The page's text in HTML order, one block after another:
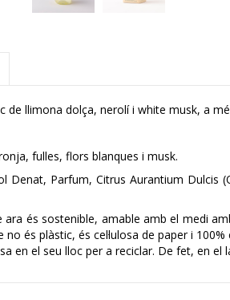
de llimona dolça, nerolí i white musk, a
fulles, flors blanques i musk.
Denat, Parfum, Citrus Aurantium Dulcis
ara és sostenible, amable amb el medi
és plàstic, és cel·lulosa de paper i
en el seu lloc per a reciclar. De fet, en